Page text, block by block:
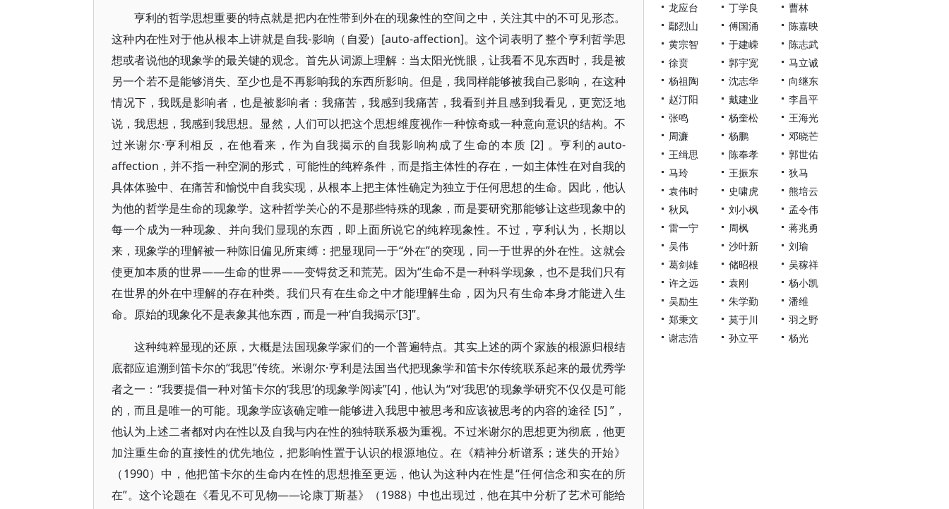
亨利的哲学思想重要的特点就是把内在性带到外在的现象性的空间之中，关注其中的不可见形态。
这种内在性对于他从根本上讲就是自我-影响（自爱）[auto-affection]。这个词表明了整个亨利哲学思
想或者说他的现象学的最关键的观念。首先从词源上理解：当太阳光恍眼，让我看不见东西时，我是被
另一个若不是能够消失、至少也是不再影响我的东西所影响。但是，我同样能够被我自己影响，在这种
情况下，我既是影响者，也是被影响者：我痛苦，我感到我痛苦，我看到并且感到我看见，更宽泛地
说，我思想，我感到我思想。显然，人们可以把这个思想维度视作一种惊奇或一种意向意识的结构。不
过米谢尔·亨利相反，在他看来，作为自我揭示的自我影响构成了生命的本质 [2] 。亨利的auto-
affection，并不指一种空洞的形式，可能性的纯粹条件，而是指主体性的存在，一如主体性在对自我的
具体体验中、在痛苦和愉悦中自我实现，从根本上把主体性确定为独立于任何思想的生命。因此，他认
为他的哲学是生命的现象学。这种哲学关心的不是那些特殊的现象，而是要研究那能够让这些现象中的
每一个成为一种现象、并向我们显现的东西，即上面所说它的纯粹现象性。不过，亨利认为，长期以
来，现象学的理解被一种陈旧偏见所束缚：把显现同一于“外在”的突现，同一于世界的外在性。这就会
使更加本质的世界——生命的世界——变锝贫乏和荒芜。因为“生命不是一种科学现象，也不是我们只有
在世界的外在中理解的存在种类。我们只有在生命之中才能理解生命，因为只有生命本身才能进入生
命。原始的现象化不是表象其他东西，而是一种‘自我揭示’[3]”。
这种纯粹显现的还原，大概是法国现象学家们的一个普遍特点。其实上述的两个家族的根源归根结
底都应追溯到笛卡尔的“我思”传统。米谢尔·亨利是法国当代把现象学和笛卡尔传统联系起来的最优秀学
者之一：“我要提倡一种对笛卡尔的‘我思’的现象学阅读”[4]，他认为“对‘我思’的现象学研究不仅仅是可能
的，而且是唯一的可能。现象学应该确定唯一能够进入我思中被思考和应该被思考的内容的途径 [5] ”，
他认为上述二者都对内在性以及自我与内在性的独特联系极为重视。不过米谢尔的思想更为彻底，他更
加注重生命的直接性的优先地位，把影响性置于认识的根源地位。在《精神分析谱系；迷失的开始》
（1990）中，他把笛卡尔的生命内在性的思想推至更远，他认为这种内在性是“任何信念和实在的所
在”。这个论题在《看见不可见物——论康丁斯基》（1988）中也出现过，他在其中分析了艺术可能给
龙应台
丁学良
曹林
鄢烈山
傅国涌
陈嘉映
黄宗智
于建嵘
陈志武
徐贲
郭宇宽
马立诚
杨祖陶
沈志华
向继东
赵汀阳
戴建业
李昌平
张鸣
杨奎松
王海光
周濂
杨鹏
邓晓芒
王缉思
陈奉孝
郭世佑
马玲
王振东
狄马
袁伟时
史啸虎
熊培云
秋风
刘小枫
孟令伟
雷一宁
周枫
蒋兆勇
吴伟
沙叶新
刘瑜
葛剑雄
储昭根
吴稼祥
许之远
袁刚
杨小凯
吴励生
朱学勤
潘维
郑秉文
莫于川
羽之野
谢志浩
孙立平 杨光